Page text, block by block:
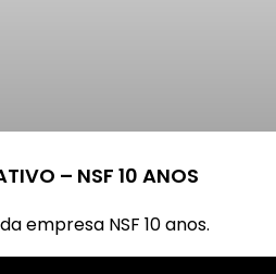
– NSF 10 ANOS
empresa NSF 10 anos.